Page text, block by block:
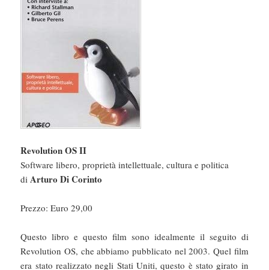
Revolution OS II
Software libero, proprietà intellettuale, cultura e politica
diArturo Di Corinto
Prezzo: Euro 29,00
Questo libro e questo film sono idealmente il seguito di
Revolution OS, che abbiamo pubblicato nel 2003. Quel film
era stato realizzato negli Stati Uniti, questo è stato girato in